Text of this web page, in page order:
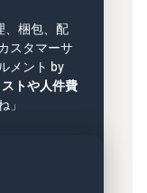
、梱包、配
スタマーサ
メント by
トや人件費
」